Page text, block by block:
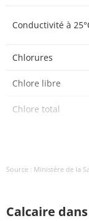
Conductivité à
Chlorures
Chlore libre
Chlore total
Coloration
/100ml-MS
Source : Ministère de la
Calcaire